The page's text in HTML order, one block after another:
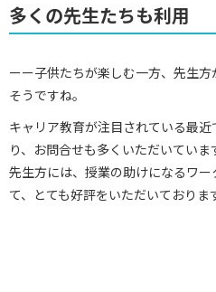
多くの先生たちも利用
ーー子供たちが楽しむ一方、先生
そうですね。
キャリア教育が注目されている最
り、お問合せも多くいただいていま
先生方には、授業の助けになるワ
て、とても好評をいただいておりま